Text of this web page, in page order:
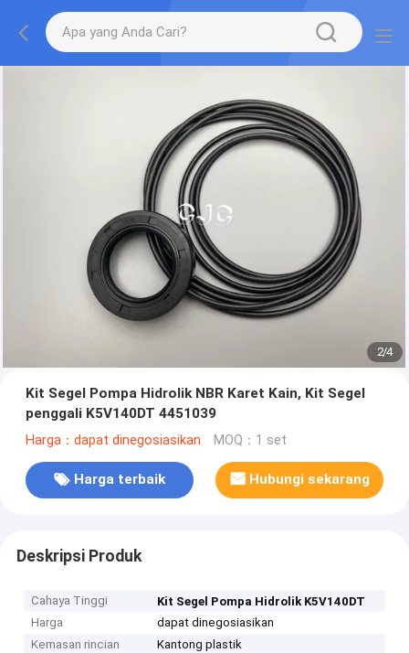
2/4
Kit Segel Pompa Hidrolik NBR Karet Kain, Kit Segel
penggali K5V140DT 4451039
Harga：dapat dinegosiasikan MOQ：1 set
Harga terbaik Hubungi sekarang
Deskripsi Produk
Cahaya Tinggi
Kit Segel Pompa Hidrolik K5V140DT
Harga
dapat dinegosiasikan
Kemasan rincian
Kantong plastik